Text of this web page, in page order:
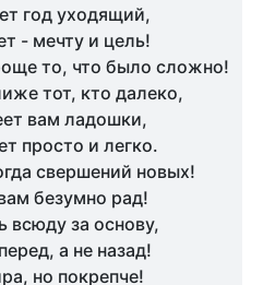
год уходящий,
- мечту и цель!
то, что было сложно!
тот, кто далеко,
вам ладошки,
просто и легко.
свершений новых!
безумно рад!
всюду за основу,
а не назад!
но покрепче!